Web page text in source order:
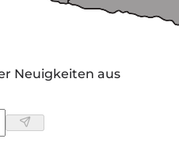
Neuigkeiten aus